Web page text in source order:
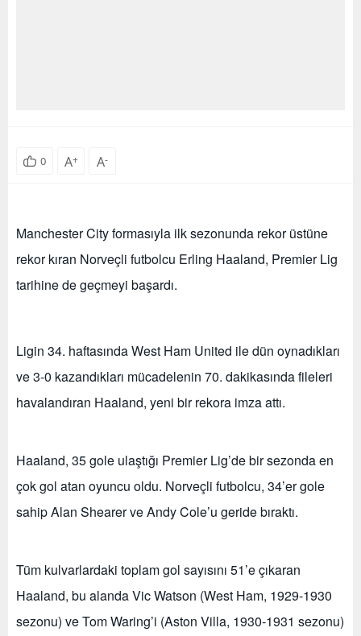
0 A+ A-
Manchester City formasıyla ilk sezonunda rekor üstüne
rekor kıran Norveçli futbolcu Erling Haaland, Premier Lig
tarihine de geçmeyi başardı.
Ligin 34. haftasında West Ham United ile dün oynadıkları
ve 3-0 kazandıkları mücadelenin 70. dakikasında fileleri
havalandıran Haaland, yeni bir rekora imza attı.
Haaland, 35 gole ulaştığı Premier Lig’de bir sezonda en
çok gol atan oyuncu oldu. Norveçli futbolcu, 34’er gole
sahip Alan Shearer ve Andy Cole’u geride bıraktı.
Tüm kulvarlardaki toplam gol sayısını 51’e çıkaran
Haaland, bu alanda Vic Watson (West Ham, 1929-1930
sezonu) ve Tom Waring’i (Aston Villa, 1930-1931 sezonu)